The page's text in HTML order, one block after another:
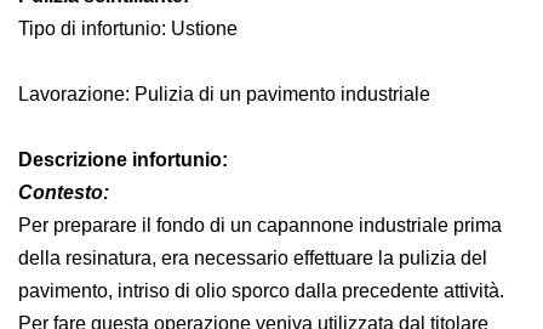
Pulizia scintillante!
Descrizione infortunio:
Contesto:
Per preparare il fondo di un capannone industriale prima
della resinatura, era necessario effettuare la pulizia del
pavimento, intriso di olio sporco dalla precedente attività.